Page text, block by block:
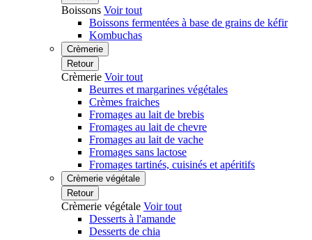
Boissons Voir tout
Boissons fermentées à base de grains de kéfir
Kombuchas
Crèmerie
Retour
Crèmerie Voir tout
Beurres et margarines végétales
Crèmes fraiches
Fromages au lait de brebis
Fromages au lait de chevre
Fromages au lait de vache
Fromages sans lactose
Fromages tartinés, cuisinés et apéritifs
Crèmerie végétale
Retour
Crèmerie végétale Voir tout
Desserts à l'amande
Desserts de chia